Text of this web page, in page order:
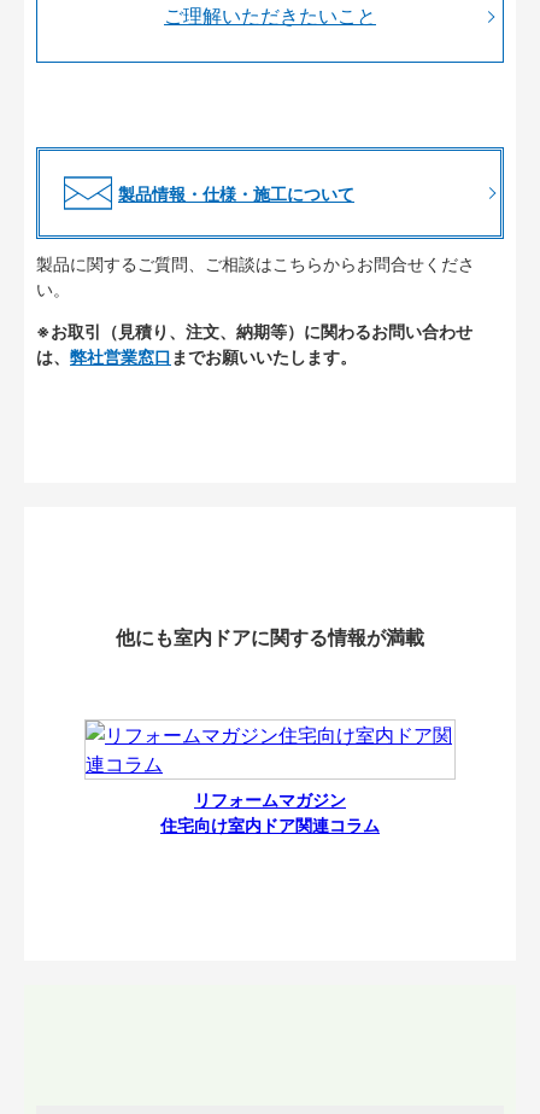
ご理解いただきたいこと
製品情報・仕様・施工について
製品に関するご質問、ご相談はこちらからお問合せくださ
い。
※お取引（見積り、注文、納期等）に関わるお問い合わせ
は、 弊社営業窓口 までお願いいたします。
他にも室内ドアに関する情報が満載
リフォームマガジン
住宅向け室内ドア関連コラム